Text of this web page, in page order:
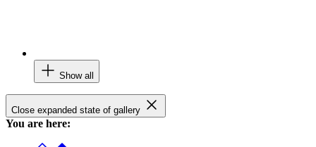
Show all
Close expanded state of gallery
You are here: